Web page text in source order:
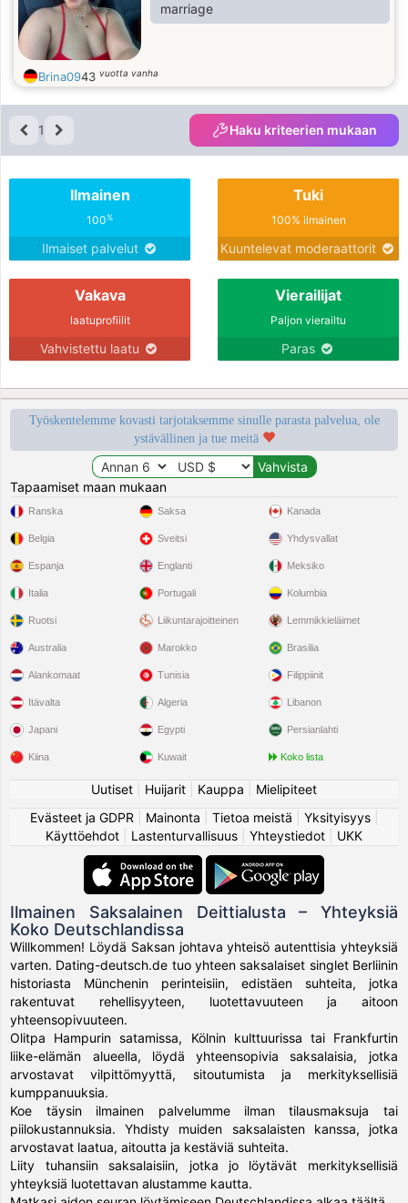
marriage
Brina0943 vuotta vanha
1 Haku kriteerien mukaan
Ilmainen
100%
Ilmaiset palvelut
Tuki
100% ilmainen
Kuuntelevat moderaattorit
Vakava
laatuprofiilit
Vahvistettu laatu
Vierailijat
Paljon vierailtu
Paras
Työskentelemme kovasti tarjotaksemme sinulle parasta palvelua, ole
ystävällinen ja tue meitä
Tapaamiset maan mukaan
Ranska
Belgia
Espanja
Italia
Ruotsi
Saksa
Sveitsi
Englanti
Portugali
Liikuntarajoitteinen
Kanada
Yhdysvallat
Meksiko
Kolumbia
Lemmikkieläimet
Australia
Alankomaat
Itävalta
Japani
Kiina
Marokko
Tunisia
Algeria
Egypti
Kuwait
Brasilia
Filippiinit
Libanon
Persianlahti
Koko lista
Uutiset Huijarit Kauppa
Mielipiteet
Evästeet ja GDPR
Mainonta Tietoa meistä Yksityisyys|
Käyttöehdot
Lastenturvallisuus Yhteystiedot UKK
Ilmainen Saksalainen Deittialusta – Yhteyksiä
Koko Deutschlandissa
Willkommen! Löydä Saksan johtava yhteisö autenttisia yhteyksiä
varten. Dating-deutsch.de tuo yhteen saksalaiset singlet Berliinin
historiasta Münchenin perinteisiin, edistäen suhteita, jotka
rakentuvat rehellisyyteen, luotettavuuteen ja aitoon
yhteensopivuuteen.
Olitpa Hampurin satamissa, Kölnin kulttuurissa tai Frankfurtin
liike-elämän alueella, löydä yhteensopivia saksalaisia, jotka
arvostavat vilpittömyyttä, sitoutumista ja merkityksellisiä
kumppanuuksia.
Koe täysin ilmainen palvelumme ilman tilausmaksuja tai
piilokustannuksia. Yhdisty muiden saksalaisten kanssa, jotka
arvostavat laatua, aitoutta ja kestäviä suhteita.
Liity tuhansiin saksalaisiin, jotka jo löytävät merkityksellisiä
yhteyksiä luotettavan alustamme kautta.